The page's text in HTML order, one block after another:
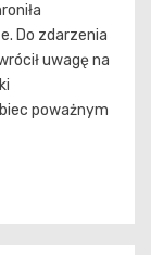
Do zdarzenia
uwagę na
poważnym